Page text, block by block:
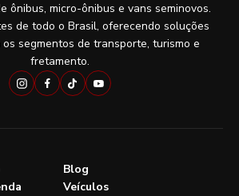
ônibus, micro-ônibus e vans seminovos.
de todo o Brasil, oferecendo soluções
segmentos de transporte, turismo e
fretamento.
Blog
Veículos